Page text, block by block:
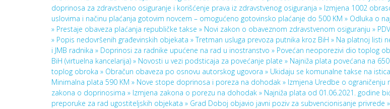
doprinosa za zdravstveno osiguranje i korišćenje prava iz zdravstvenog osiguranja » Izmjena 1002
uslovima i načinu plaćanja gotovim novcem – omogućeno gotovinsko plaćanje do 500 KM » Odluka o
» Prestaje obaveza plaćanja republičke takse » Novi zakon o obaveznom zdravstvenom osiguranju »
» Popis nedovršenih građevinskih objekata »Tretman usluga prevoza putnika kroz BiH » Na platnoj listi
i JMB radnika » Doprinosi za radnike upućene na rad u inostranstvo » Povećan neoporezivi dio toplog
BiH (virtuelna kancelarija) » Novosti u vezi podsticaja za povećanje plate » Najniža plata povećana na 650
toplog obroka » Obračun obaveza po osnovu autorskog ugovora » Ukidaju se komunalne takse na
Minimalna plata 590 KM » Nove stope doprinosa i poreza na dohodak » Izmjena Uredbe o ograničenju
zakona o doprinosima » Izmjena zakona o porezu na dohodak » Najniža plata od 01.06.2021. godine
preporuke za rad ugostiteljskih objekata » Grad Doboj objavio javni poziv za subvencionisanje privrede »